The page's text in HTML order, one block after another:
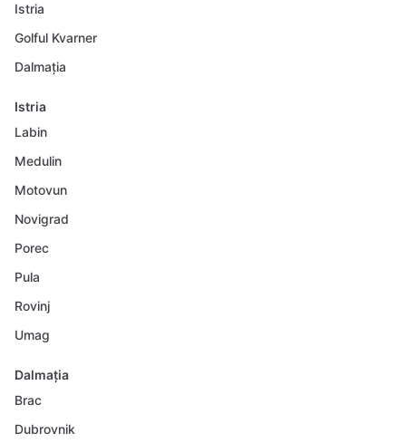
Istria
Golful Kvarner
Dalmația
Istria
Labin
Medulin
Motovun
Novigrad
Porec
Pula
Rovinj
Umag
Dalmația
Brac
Dubrovnik